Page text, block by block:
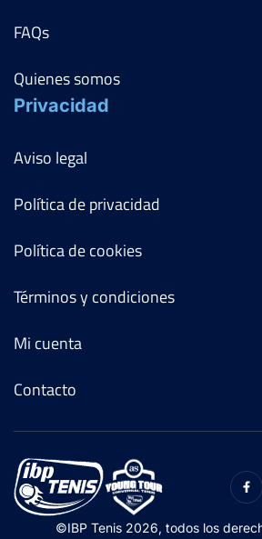
FAQs
Quienes somos
Privacidad
Aviso legal
Política de privacidad
Política de cookies
Términos y condiciones
Mi cuenta
Contacto
©IBP Tenis 2026, todos los